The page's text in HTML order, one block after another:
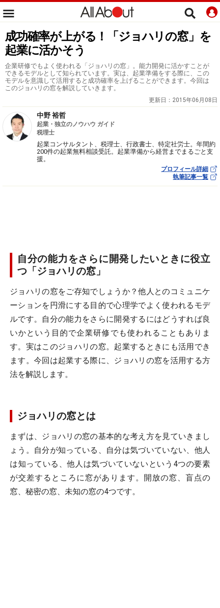
成功確率が上がる！「ジョハリの窓」を
起業に活かそう
企業研修でもよく使われる「ジョハリの窓」。能力開発に活かすことが
できるモデルとして知られています。実は、起業準備をする際に、この
モデルを意識して活用すると成功確率を上げることができます。今回は
このジョハリの窓を解説していきます。
更新日： 2015年06月08日
中野 裕哲
起業・独立のノウハウ ガイド
税理士
起業コンサルタント、税理士、行政書士、特定社労士。年間約
200件の起業無料相談受託。起業準備から経営までまるごと支
援。
プロフィール詳細
執筆記事一覧
自分の能力をさらに開発したいときに役立
つ「ジョハリの窓」
ジョハリの窓をご存知でしょうか？他人とのコミュニケ
ーションを円滑にする目的で心理学でよく使われるモデ
ルです。自分の能力をさらに開発するにはどうすれば良
いかという目的で企業研修でも使われることもありま
す。実はこのジョハリの窓。起業するときにも活用でき
ます。今回は起業する際に、ジョハリの窓を活用する方
法を解説します。
ジョハリの窓とは
まずは、ジョハリの窓の基本的な考え方を見ていきまし
ょう。自分が知っている、自分は気づいていない、他人
は知っている、他人は気づいていないという4つの要素
が交差するところに窓があります。開放の窓、盲点の
窓、秘密の窓、未知の窓の4つです。